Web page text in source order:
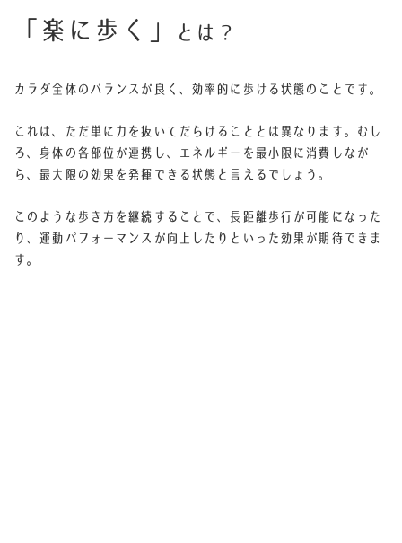
「楽に歩く」 とは？
カラダ全体のバランスが良く、効率的に歩ける状態のことです。
これは、ただ単に力を抜いてだらけることとは異なります。むし
ろ、身体の各部位が連携し、エネルギーを最小限に消費しなが
ら、最大限の効果を発揮できる状態と言えるでしょう。
このような歩き方を継続することで、長距離歩行が可能になった
り、運動パフォーマンスが向上したりといった効果が期待できま
す。